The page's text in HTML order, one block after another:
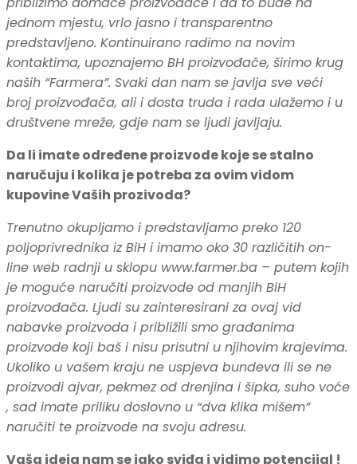
jednom mjestu, vrlo jasno i transparentno
predstavljeno. Kontinuirano radimo na novim
kontaktima, upoznajemo BH proizvođače, širimo krug
naših “Farmera”. Svaki dan nam se javlja sve veći
broj proizvođača, ali i dosta truda i rada ulažemo i u
društvene mreže, gdje nam se ljudi javljaju.
Da li imate određene proizvode koje se stalno
naručuju i kolika je potreba za ovim vidom
kupovine Vaših prozivoda?
Trenutno okupljamo i predstavljamo preko 120
poljoprivrednika iz BiH i imamo oko 30 različitih on-
line web radnji u sklopu www.farmer.ba – putem kojih
je moguće naručiti proizvode od manjih BiH
proizvođača. Ljudi su zainteresirani za ovaj vid
nabavke proizvoda i približili smo građanima
proizvode koji baš i nisu prisutni u njihovim krajevima.
Ukoliko u vašem kraju ne uspjeva bundeva ili se ne
proizvodi ajvar, pekmez od drenjina i šipka, suho voće
, sad imate priliku doslovno u “dva klika mišem”
naručiti te proizvode na svoju adresu.
Vaša ideja nam se jako sviđa i vidimo potencijal !